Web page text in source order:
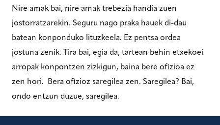
Nire amak bai, nire amak trebezia handia zuen
jostorratzarekin. Seguru nago praka hauek di-dau
batean konponduko lituzkeela. Ez pentsa ordea
jostuna zenik. Tira bai, egia da, tartean behin etxekoei
arropak konpontzen zizkigun, baina bere ofizioa ez
zen hori. Bera ofizioz saregilea zen. Saregilea? Bai,
ondo entzun duzue, saregilea.